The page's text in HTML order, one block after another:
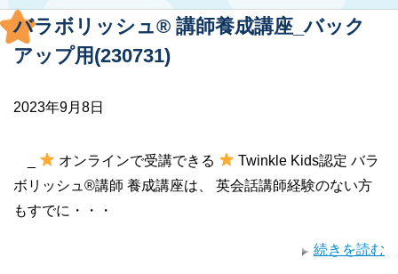
バラボリッシュ® 講師養成講座_バック
アップ用(230731)
2023年9月8日
オンラインで受講できる
Twinkle Kids認定 バラ
ボリッシュ®講師 養成講座は、 英会話講師経験のない方
もすでに・・・
続きを読む